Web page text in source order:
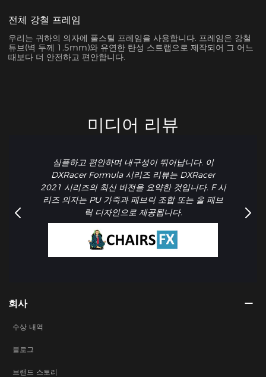
전체 강철 프레임
우리는 귀하의 의자에 풀스틸 프레임을 사용합니다. 프레임은 강철
튜브(벽 두께 1.5mm)와 유연한 탄성 스트랩으로 제작되어 그 어느
때보다 더 안전하고 편안합니다.
미디어 리뷰
심플하고 편안하며 내구성이 뛰어납니다. 이
DXRacer Formula 시리즈 리뷰는 DXRacer
2021 시리즈의 최신 버전을 요약한 것입니다. F 시
리즈 의자는 PU 가죽과 패브릭 조합 또는 올 패브
릭 디자인으로 제공됩니다.
회사
수상 내역
블로그
브랜드 스토리